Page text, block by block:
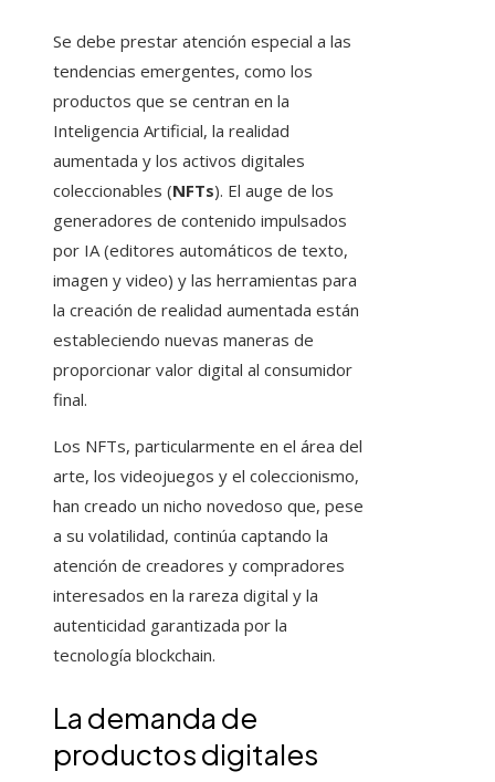
Se debe prestar atención especial a las
tendencias emergentes, como los
productos que se centran en la
Inteligencia Artificial, la realidad
aumentada y los activos digitales
coleccionables (NFTs). El auge de los
generadores de contenido impulsados
por IA (editores automáticos de texto,
imagen y video) y las herramientas para
la creación de realidad aumentada están
estableciendo nuevas maneras de
proporcionar valor digital al consumidor
final.
Los NFTs, particularmente en el área del
arte, los videojuegos y el coleccionismo,
han creado un nicho novedoso que, pese
a su volatilidad, continúa captando la
atención de creadores y compradores
interesados en la rareza digital y la
autenticidad garantizada por la
tecnología blockchain.
La demanda de
productos digitales